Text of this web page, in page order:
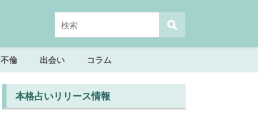
不倫 出会い コラム
本格占いリリース情報